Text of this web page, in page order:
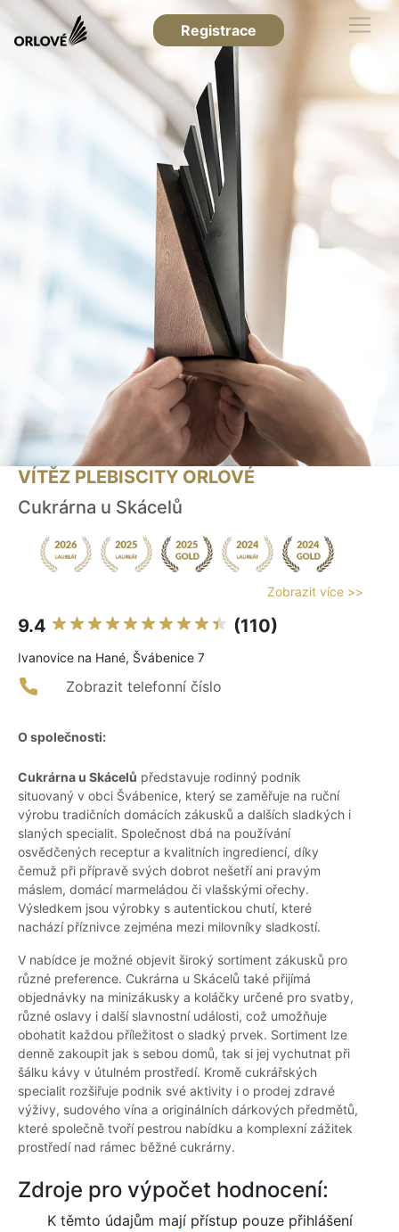
Registrace
VÍTĚZ PLEBISCITY ORLOVÉ
Cukrárna u Skácelů
Zobrazit více >>
9.4 (110)
Ivanovice na Hané, Švábenice 7
Zobrazit telefonní číslo
O společnosti:
Cukrárna u Skácelů představuje rodinný podnik
situovaný v obci Švábenice, který se zaměřuje na ruční
výrobu tradičních domácích zákusků a dalších sladkých i
slaných specialit. Společnost dbá na používání
osvědčených receptur a kvalitních ingrediencí, díky
čemuž při přípravě svých dobrot nešetří ani pravým
máslem, domácí marmeládou či vlašskými ořechy.
Výsledkem jsou výrobky s autentickou chutí, které
nachází příznivce zejména mezi milovníky sladkostí.
V nabídce je možné objevit široký sortiment zákusků pro
různé preference. Cukrárna u Skácelů také přijímá
objednávky na minizákusky a koláčky určené pro svatby,
různé oslavy i další slavnostní události, což umožňuje
obohatit každou příležitost o sladký prvek. Sortiment lze
denně zakoupit jak s sebou domů, tak si jej vychutnat při
šálku kávy v útulném prostředí. Kromě cukrářských
specialit rozšiřuje podnik své aktivity i o prodej zdravé
výživy, sudového vína a originálních dárkových předmětů,
které společně tvoří pestrou nabídku a komplexní zážitek
prostředí nad rámec běžné cukrárny.
Zdroje pro výpočet hodnocení:
K těmto údajům mají přístup pouze přihlášení